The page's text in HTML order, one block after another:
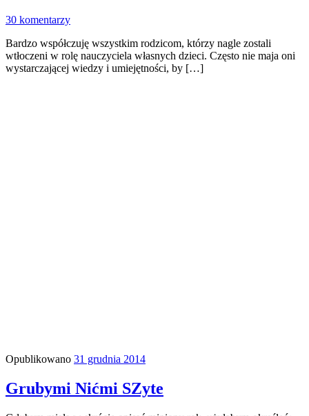
30 komentarzy
Bardzo współczuję wszystkim rodzicom, którzy nagle zostali
wtłoczeni w rolę nauczyciela własnych dzieci. Często nie maja oni
wystarczającej wiedzy i umiejętności, by […]
Opublikowano 31 grudnia 2014
Grubymi Nićmi SZyte